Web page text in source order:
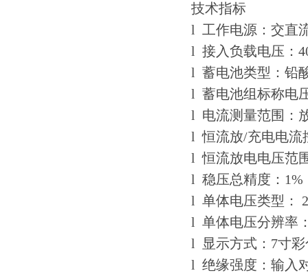
技术指标
l 工作电源：交直
l 接入负载电压：
l 蓄电池类型：铅
l 蓄电池组标称电
l 电流测量范围：
l 恒流放/充电电流
l 恒流放电电压范
l 稳压总精度： 1%
l 单体电压类型：
l 单体电压分辨率
l 显示方式： 7寸
l 绝缘强度：输入